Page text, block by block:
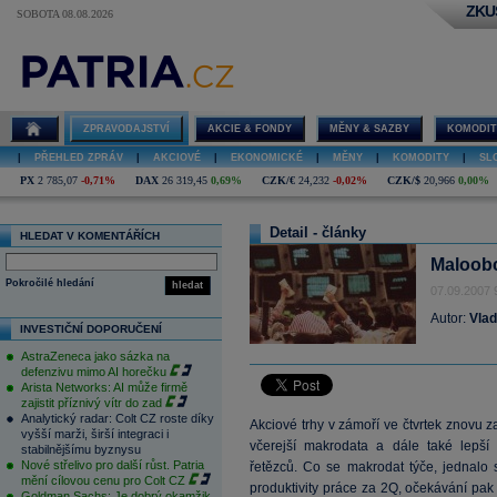
SOBOTA 08.08.2026
ZPRAVODAJSTVÍ AKCIE & FONDY MĚNY & SAZBY
PŘEHLED ZPRÁV AKCIOVÉ EKONOMICKÉ MĚNY KOMODITY
PX 2 785,07 -0,71% DAX 26 319,45 0,69% CZK/€ 24,232 -0,02% CZK/$ 20,966 0,00%
HLEDAT V KOMENTÁŘÍCH
hledat
Pokročilé hledání
INVESTIČNÍ DOPORUČENÍ
AstraZeneca jako sázka na
defenzivu mimo AI horečku
Arista Networks: AI může firmě
zajistit příznivý vítr do zad
Analytický radar: Colt CZ roste díky
vyšší marži, širší integraci i
stabilnějšímu byznysu
Nové střelivo pro další růst. Patria
mění cílovou cenu pro Colt CZ
Detail - články
07.09.2007
Autor:
Akciové trhy v zámoří ve čtvrtek znovu
včerejší makrodata a dále také lepší
řetězců. Co se makrodat týče,
produktivity práce za 2Q, očekávání